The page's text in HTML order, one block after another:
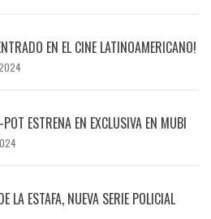
EN EL CINE LATINOAMERICANO!
ESTRENA EN EXCLUSIVA EN MUBI
LA ESTAFA, NUEVA SERIE POLICIAL